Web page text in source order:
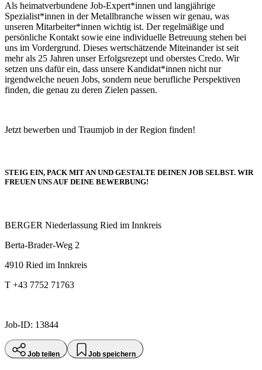
Als heimatverbundene Job-Expert*innen und langjährige
Spezialist*innen in der Metallbranche wissen wir genau, was
unseren Mitarbeiter*innen wichtig ist. Der regelmäßige und
persönliche Kontakt sowie eine individuelle Betreuung stehen bei
uns im Vordergrund. Dieses wertschätzende Miteinander ist seit
mehr als 25 Jahren unser Erfolgsrezept und oberstes Credo. Wir
setzen uns dafür ein, dass unsere Kandidat*innen nicht nur
irgendwelche neuen Jobs, sondern neue berufliche Perspektiven
finden, die genau zu deren Zielen passen.
Jetzt bewerben und Traumjob in der Region finden!
STEIG EIN, PACK MIT AN UND GESTALTE DEINEN JOB SELBST. WIR
FREUEN UNS AUF DEINE BEWERBUNG!
BERGER Niederlassung Ried im Innkreis
Berta-Brader-Weg 2
4910 Ried im Innkreis
T +43 7752 71763
Job-ID: 13844
Job teilen Job speichern